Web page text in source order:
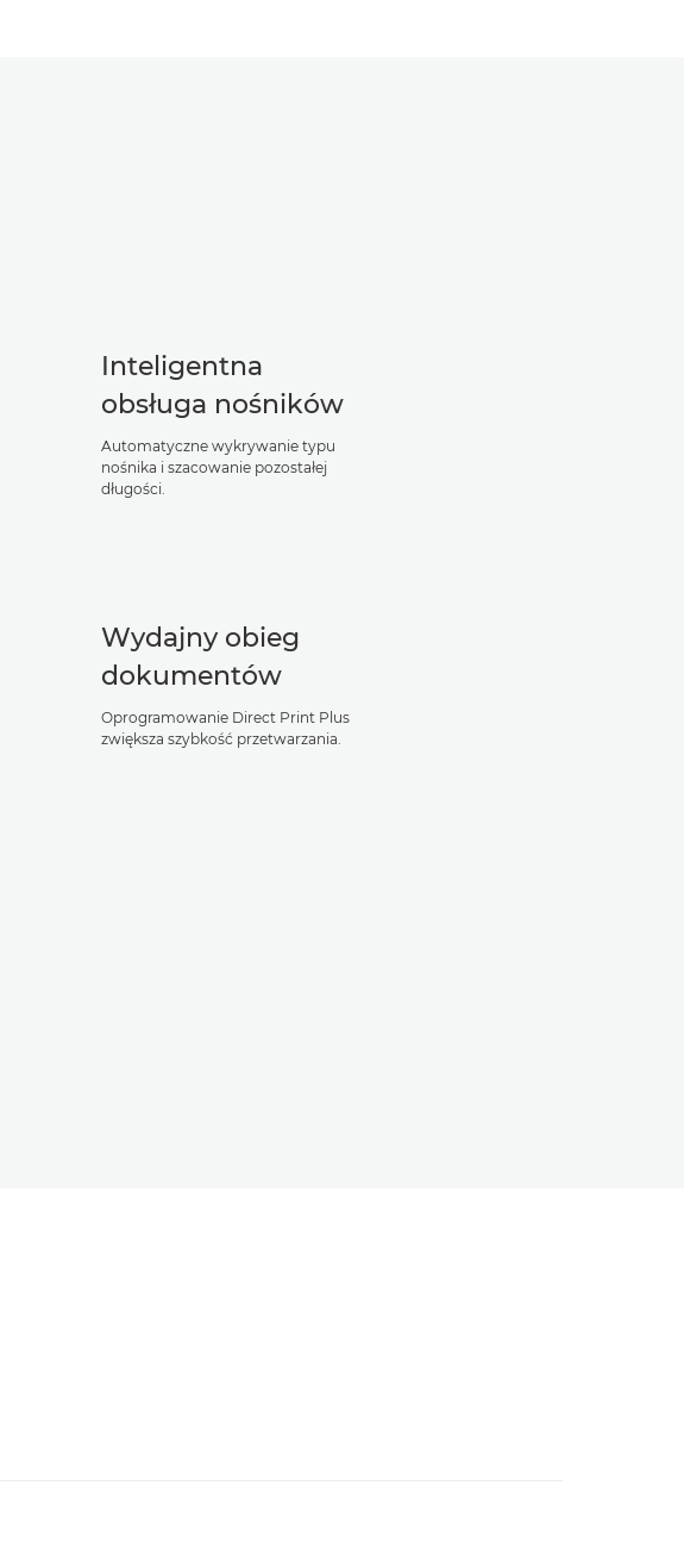
Inteligentna
obsługa nośników
Automatyczne wykrywanie typu
nośnika i szacowanie pozostałej
długości.
Wydajny obieg
dokumentów
Oprogramowanie Direct Print Plus
zwiększa szybkość przetwarzania.